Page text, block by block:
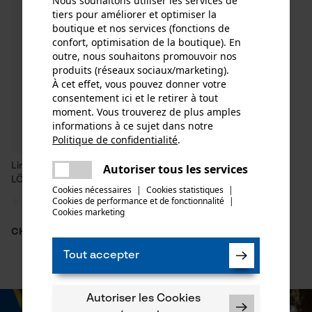
Lime diamantée d'origine
LÖWE
CHF 15.90 *
tiers pour améliorer et optimiser la
boutique et nos services (fonctions de
confort, optimisation de la boutique). En
outre, nous souhaitons promouvoir nos
produits (réseaux sociaux/marketing).
À cet effet, vous pouvez donner votre
consentement ici et le retirer à tout
moment. Vous trouverez de plus amples
informations à ce sujet dans notre
Politique de confidentialité.
Autoriser tous les services
Cookies nécessaires | Cookies statistiques |
Cookies de performance et de fonctionnalité |
Cookies marketing
Tout accepter
Autoriser les Cookies
Une erreur s'est produite. Veuillez
essayer encore.
partager
partager
mail